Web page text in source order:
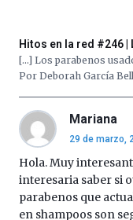
de
La
iniciativa,
organizada
por
la
Cátedra…
Hitos en la red #246
[…] Los parabenos
Por Deborah García
Mariana
29 de marzo,
Hola. Muy
interesaria saber si
parabenos que
en shampoos son